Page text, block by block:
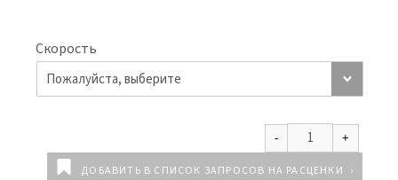
Скорость
ДОБАВИТЬ В СПИСОК ЗАПРОСОВ НА РАСЦЕНКИ